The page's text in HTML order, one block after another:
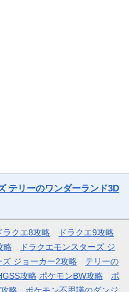
テリーのワンダーランド3D
ラクエ8攻略
ドラクエ9攻略
略
ドラクエモンスターズ ジ
ズ ジョーカー2攻略
テリーの
攻略 ポケモンBW攻略
ポ